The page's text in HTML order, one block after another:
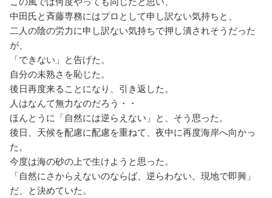
中田氏と斉藤専務にはプロとして申し訳ない気持ちと、
二人の陰の労力に申し訳ない気持ちで押し潰されそうだった
が、
「できない」と告げた。
自分の未熟さを恥じた。
後日再度来ることになり、引き返した。
人はなんて無力なのだろう・・
ほんとうに「自然には逆らえない」と、そう思った。
後日、天候を配慮に配慮を重ねて、夜中に再度海岸へ向かっ
た。
今度は海の砂の上で生けようと思った。
「自然にさからえないのならば、逆らわない。現地で即興」
だ、と決めていた。